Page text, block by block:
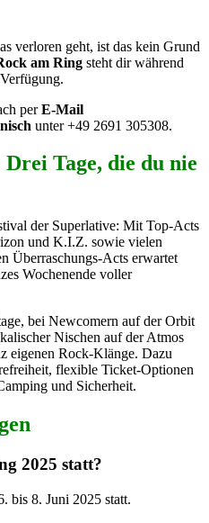
verloren geht, ist das kein Grund
am Ring steht dir während
perE-Mail
unter +49 2691 305308.
Tage, die du nie
der Superlative: Mit Top-Acts
und K.I.Z. sowie vielen
Überraschungs-Acts erwartet
Wochenende voller
bei Newcomern auf der Orbit
Nischen auf der Atmos
eigenen Rock-Klänge. Dazu
flexible Ticket-Optionen
und Sicherheit.
2025 statt?
bis 8. Juni 2025 statt.